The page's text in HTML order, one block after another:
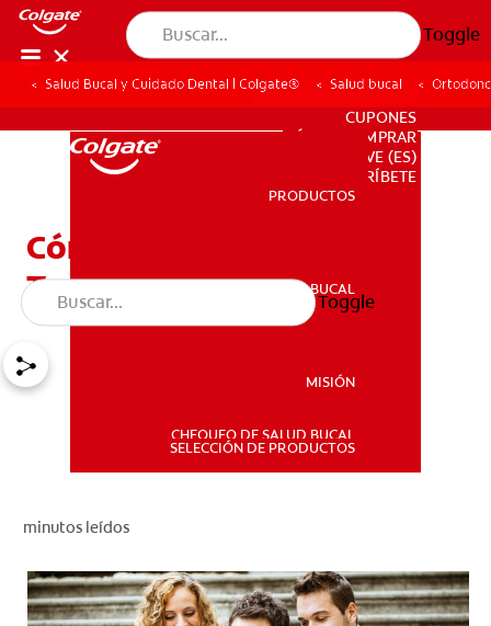
Toggle
PRODUCTOS
SALUD BUCAL
PARA PROFESIONALES
CUPONES
DÓNDE COMPRAR
VE (ES)
SUSCRÍBETE
PRODUCTOS
SALUD BUCAL
MISIÓN
CHEQUEO DE SALUD BUCAL
SELECCIÓN DE PRODUCTOS
Toggle
Salud Bucal y Cuidado Dental | Colgate® Salud bucal
Cómo Enderezar Dientes:
Tres Métodos Probados
minutos leídos